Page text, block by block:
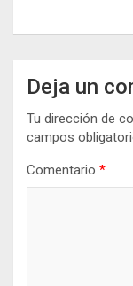
Deja un
Tu dirección de
campos
Comentario *